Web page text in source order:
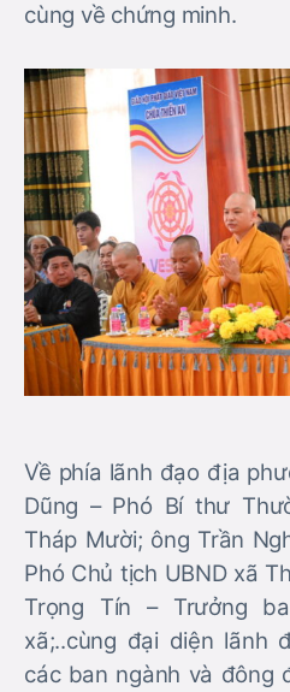
cùng về chứng minh.
Về phía lãnh đạo địa
Dũng – Phó Bí thư
Tháp Mười; ông Trần
Phó Chủ tịch UBND xã
Trọng Tín – Trưởng
xã;..cùng đại diện lãnh
các ban ngành và đông